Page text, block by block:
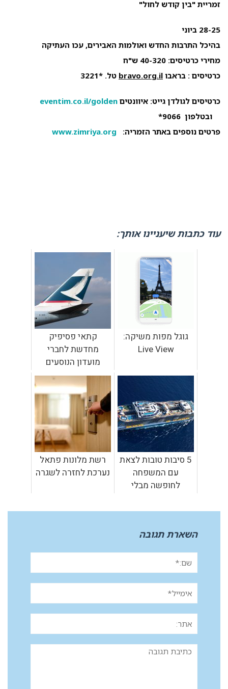
זמריית "בין קודש לחול"
28-25 ביוני
בהיכל התרבות החדש ואולמות האבירים, עכו העתיקה
מחירי כרטיסים: 40-320 ש"ח
כרטיסים : בראבו bravo.org.il טל. *3221
כרטיסים לגולדן גייט: איוונטים eventim.co.il/golden
ובטלפון 9066*
פרטים נוספים באתר הזמריה:
www.zimriya.org
עוד כתבות שיעניינו אותך:
גוגל מפות משיקה:
Live View
קתאי פסיפיק
מחדשת לחברי
מועדון הנוסעים
מארקו פולו את
החברות לשנה נוספת
חינם
5 סיבות טובות לצאת
עם המשפחה
לחופשה מבלי
רשת מלונות פתאל
נערכת לחזרה לשגרה
השארת תגובה
שם:*
אימייל*
אתר:
תגובה